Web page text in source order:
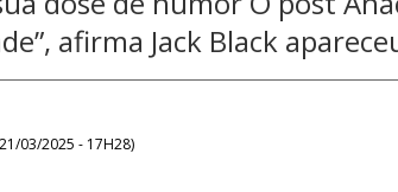
afirma Jack Black
21/03/2025 - 17H28)